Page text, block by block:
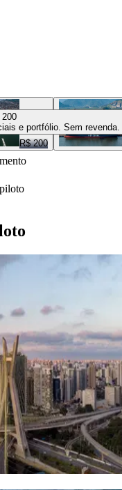
R$ 200
200
e portfólio. Sem revenda.